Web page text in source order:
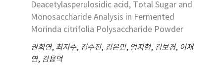
Deacetylasperulosidic acid, Total Sugar and
Monosaccharide Analysis in Fermented
Morinda citrifolia Polysaccharide Powder
권희연, 최지수, 김수진, 김은민, 엄지현, 김보경, 이재
연, 김용덕